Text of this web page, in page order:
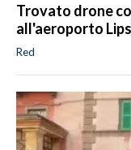
Trovato drone
all'aeroporto
Red